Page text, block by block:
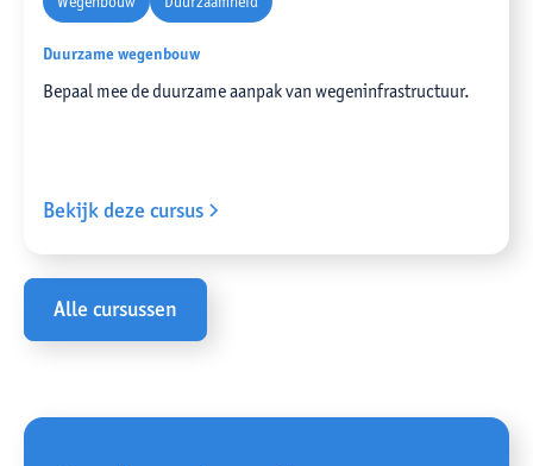
Duurzame wegenbouw
Bepaal mee de duurzame aanpak van wegeninfrastructuur.
Bekijk deze cursus
Alle cursussen